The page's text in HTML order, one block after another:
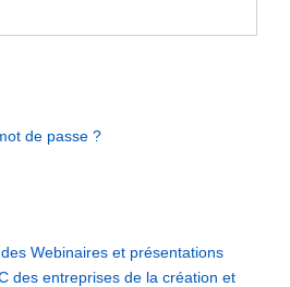
de passe ?
Webinaires et présentations
des entreprises de la création et